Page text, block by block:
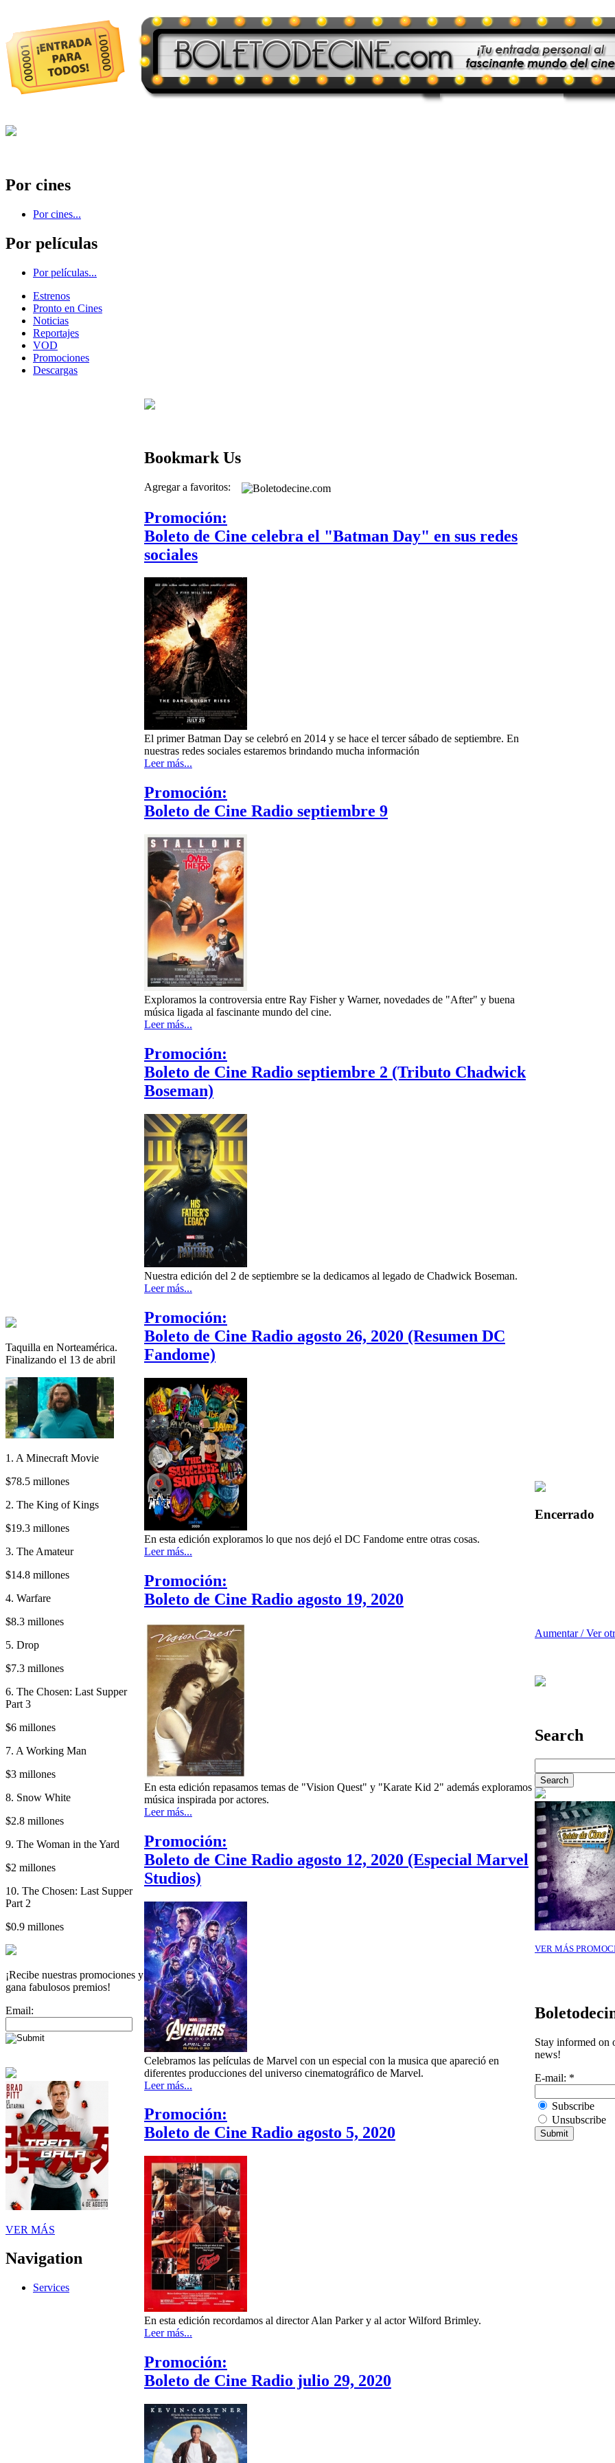
Por cines
Por cines...
Por películas
Por películas...
Estrenos
Pronto en Cines
Noticias
Reportajes
VOD
Promociones
Descargas
Taquilla en Norteamérica.
Finalizando el 13 de abril
1. A Minecraft Movie
$78.5 millones
2. The King of Kings
$19.3 millones
3. The Amateur
$14.8 millones
4. Warfare
$8.3 millones
5. Drop
$7.3 millones
6. The Chosen: Last Supper
Part 3
$6 millones
7. A Working Man
$3 millones
8. Snow White
$2.8 millones
9. The Woman in the Yard
$2 millones
10. The Chosen: Last Supper
Part 2
$0.9 millones
¡Recibe nuestras promociones y
gana fabulosos premios!
Email:
VER MÁS
Navigation
Services
Bookmark Us
Agregar a favoritos:
Promoción:
Boleto de Cine celebra el "Batman Day" en sus redes
sociales
El primer Batman Day se celebró en 2014 y se hace el tercer sábado de septiembre. En
nuestras redes sociales estaremos brindando mucha información
Leer más...
Promoción:
Boleto de Cine Radio septiembre 9
Exploramos la controversia entre Ray Fisher y Warner, novedades de "After" y buena
música ligada al fascinante mundo del cine.
Leer más...
Promoción:
Boleto de Cine Radio septiembre 2 (Tributo Chadwick
Boseman)
Nuestra edición del 2 de septiembre se la dedicamos al legado de Chadwick Boseman.
Leer más...
Promoción:
Boleto de Cine Radio agosto 26, 2020 (Resumen DC
Fandome)
En esta edición exploramos lo que nos dejó el DC Fandome entre otras cosas.
Leer más...
Promoción:
Boleto de Cine Radio agosto 19, 2020
En esta edición repasamos temas de "Vision Quest" y "Karate Kid 2" además exploramos
música inspirada por actores.
Leer más...
Promoción:
Boleto de Cine Radio agosto 12, 2020 (Especial Marvel
Studios)
Celebramos las películas de Marvel con un especial con la musica que apareció en
diferentes producciones del universo cinematográfico de Marvel.
Leer más...
Promoción:
Boleto de Cine Radio agosto 5, 2020
En esta edición recordamos al director Alan Parker y al actor Wilford Brimley.
Leer más...
Promoción:
Boleto de Cine Radio julio 29, 2020
Encerrado
Aumentar / Ver
Search
VER MÁS
Stay informed on
news!
E-mail: *
Subscribe
Unsubscribe